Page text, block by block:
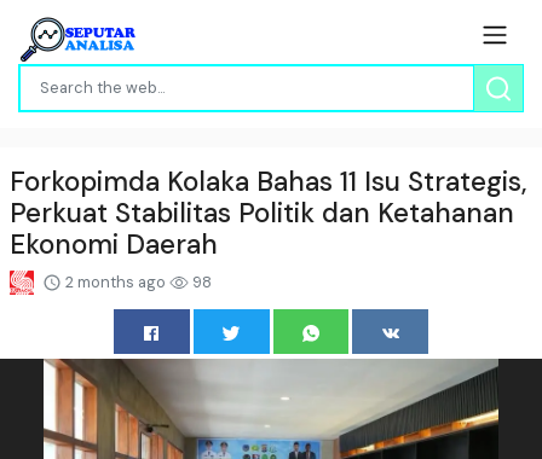
Forkopimda Kolaka Bahas 11 Isu Strategis,
Perkuat Stabilitas Politik dan Ketahanan
Ekonomi Daerah
2 months ago 98